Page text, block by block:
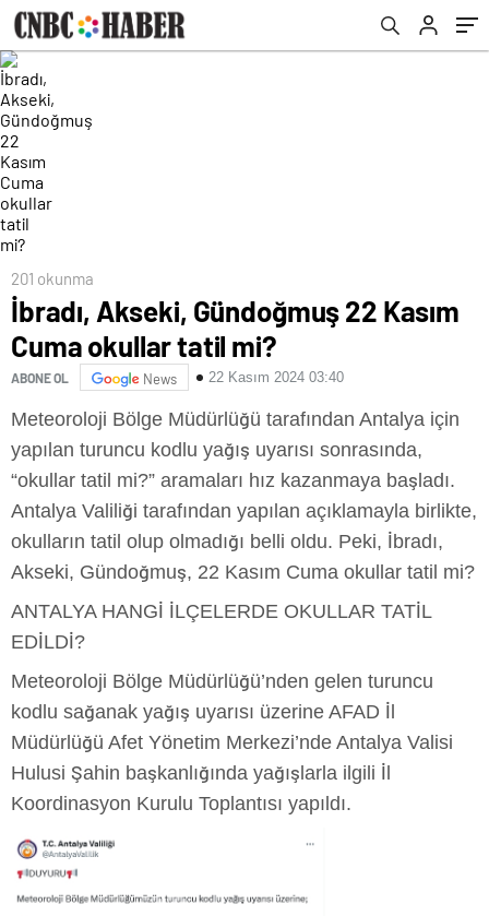
201 okunma
İbradı, Akseki, Gündoğmuş 22 Kasım
Cuma okullar tatil mi?
ABONE OL News 22 Kasım 2024 03:40
Meteoroloji Bölge Müdürlüğü tarafından Antalya için
yapılan turuncu kodlu yağış uyarısı sonrasında,
“okullar tatil mi?” aramaları hız kazanmaya başladı.
Antalya Valiliği tarafından yapılan açıklamayla birlikte,
okulların tatil olup olmadığı belli oldu. Peki, İbradı,
Akseki, Gündoğmuş, 22 Kasım Cuma okullar tatil mi?
ANTALYA HANGİ İLÇELERDE OKULLAR TATİL
EDİLDİ?
Meteoroloji Bölge Müdürlüğü’nden gelen turuncu
kodlu sağanak yağış uyarısı üzerine AFAD İl
Müdürlüğü Afet Yönetim Merkezi’nde Antalya Valisi
Hulusi Şahin başkanlığında yağışlarla ilgili İl
Koordinasyon Kurulu Toplantısı yapıldı.